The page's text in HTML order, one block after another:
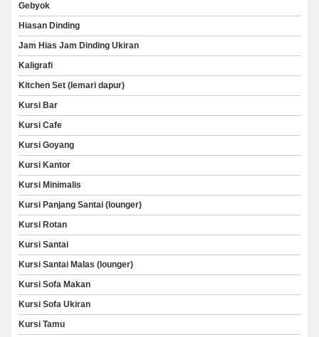
Gebyok
Hiasan Dinding
Jam Hias Jam Dinding Ukiran
Kaligrafi
Kitchen Set (lemari dapur)
Kursi Bar
Kursi Cafe
Kursi Goyang
Kursi Kantor
Kursi Minimalis
Kursi Panjang Santai (lounger)
Kursi Rotan
Kursi Santai
Kursi Santai Malas (lounger)
Kursi Sofa Makan
Kursi Sofa Ukiran
Kursi Tamu